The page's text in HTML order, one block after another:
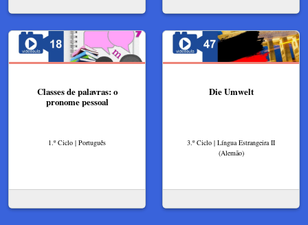
Classes de palavras: o
pronome pessoal
1.º Ciclo | Português
Die Umwelt
3.º Ciclo | Língua Estrangeira II
(Alemão)